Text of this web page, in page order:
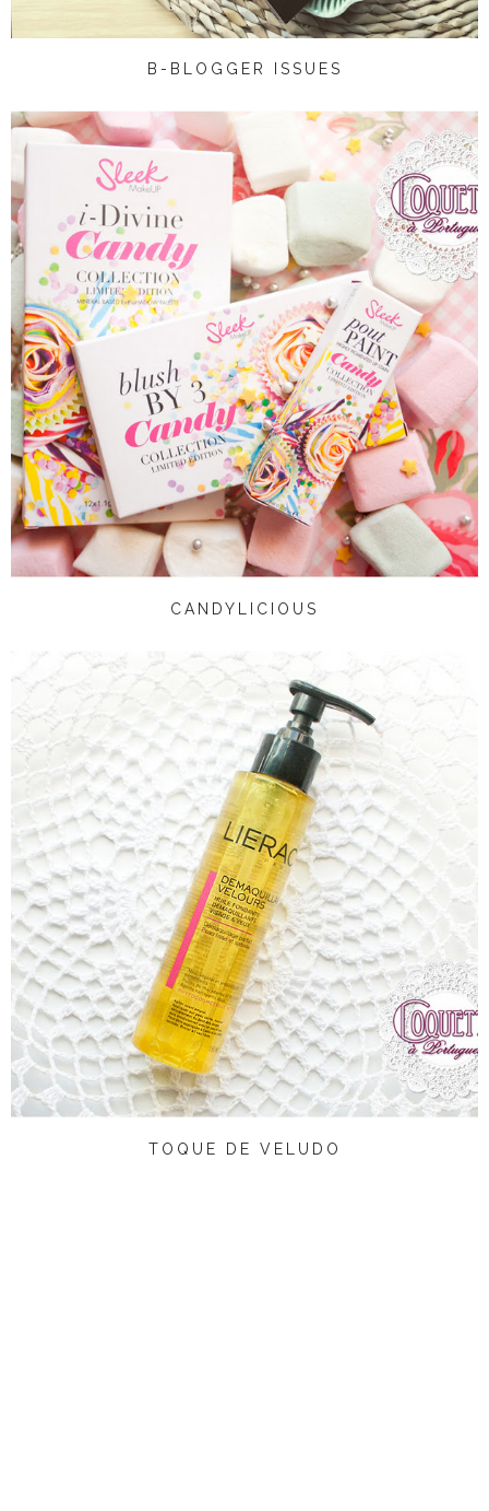
B-BLOGGER ISSUES
CANDYLICIOUS
TOQUE DE VELUDO